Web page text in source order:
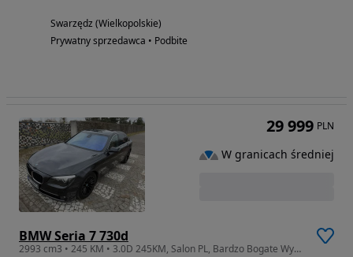
Swarzędz (Wielkopolskie)
Prywatny sprzedawca • Podbite
BMW Seria 7 730d
2993 cm3 • 245 KM • 3.0D 245KM, Salon PL, Bardzo Bogate Wyposażenie, ZAMIANA
29 999 PLN
W granicach średniej